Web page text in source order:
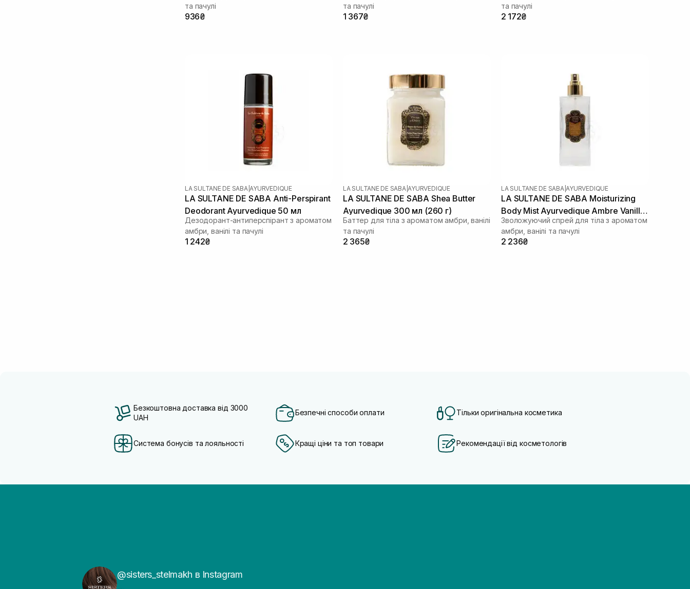
та пачулі
936₴
та пачулі
1 367₴
та пачулі
2 172₴
LA SULTANE DE SABA AYURVEDIQUE
LA SULTANE DE SABA Anti-Perspirant
Deodorant Ayurvedique 50 мл
Дезодорант-антиперспірант з ароматом
амбри, ванілі та пачулі
1 242₴
LA SULTANE DE SABA AYURVEDIQUE
LA SULTANE DE SABA Shea Butter
Ayurvedique 300 мл (260 г)
Баттер для тіла з ароматом амбри, ванілі
та пачулі
2 365₴
LA SULTANE DE SABA AYURVEDIQUE
LA SULTANE DE SABA Moisturizing
Body Mist Ayurvedique Ambre Vanille
Patchouli 200 мл
Зволожуючий спрей для тіла з ароматом
амбри, ванілі та пачулі
2 236₴
Безкоштовна доставка від 3000
UAH
Безпечні способи оплати Тільки оригінальна косметика
Система бонусів та лояльності Кращі ціни та топ товари Рекомендації від косметологів
@sisters_stelmakh в Instagram